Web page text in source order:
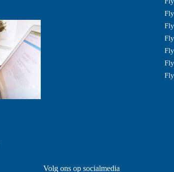
Volg ons op socialmedia